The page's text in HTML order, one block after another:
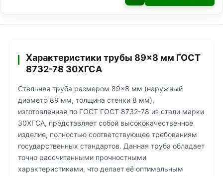
Характеристики трубы 89×8 мм ГОСТ
8732-78 30ХГСА
Стальная труба размером 89×8 мм (наружный
диаметр 89 мм, толщина стенки 8 мм),
изготовленная по ГОСТ ГОСТ 8732-78 из стали марки
30ХГСА, представляет собой высококачественное
изделие, полностью соответствующее требованиям
государственных стандартов. Данная труба обладает
точно рассчитанными прочностными
характеристиками, что делает её оптимальным